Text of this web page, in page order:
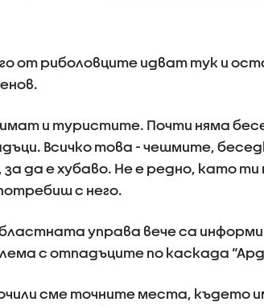
от риболовците идват тук и
имат и туристите. Почти няма
Всичко това - чешмите,
за да е хубаво. Не е редно, като
с него.
управа вече са
с отпадъците по каскада
сме точните места, където